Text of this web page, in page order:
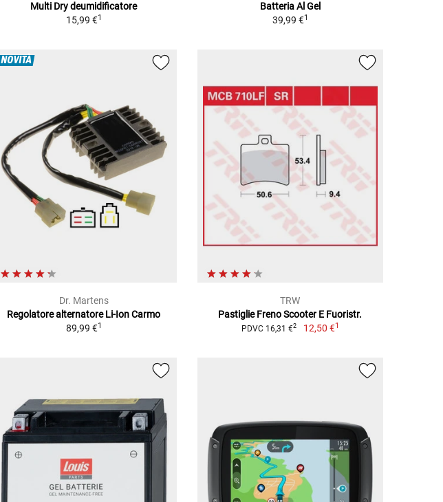
Multi Dry deumidificatore
15,99 €1
Batteria Al Gel
39,99 €1
NOVITÀ
Dr. Martens
Regolatore alternatore Li-Ion Carmo
89,99 €1
TRW
Pastiglie Freno Scooter E Fuoristr.
PDVC 16,31 €2 12,50 €1